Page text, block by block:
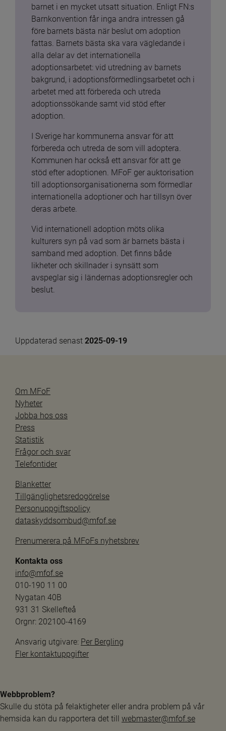
barnet i en mycket utsatt situation. Enligt FN:s
Barnkonvention får inga andra intressen gå
före barnets bästa när beslut om adoption
fattas. Barnets bästa ska vara vägledande i
alla delar av det internationella
adoptionsarbetet: vid utredning av barnets
bakgrund, i adoptionsförmedlingsarbetet och i
arbetet med att förbereda och utreda
adoptionssökande samt vid stöd efter
adoption.
I Sverige har kommunerna ansvar för att
förbereda och utreda de som vill adoptera.
Kommunen har också ett ansvar för att ge
stöd efter adoptionen. MFoF ger auktorisation
till adoptionsorganisationerna som förmedlar
internationella adoptioner och har tillsyn över
deras arbete.
Vid internationell adoption möts olika
kulturers syn på vad som är barnets bästa i
samband med adoption. Det finns både
likheter och skillnader i synsätt som
avspeglar sig i ländernas adoptionsregler och
beslut.
Uppdaterad senast 2025-09-19
Om MFoF
Nyheter
Jobba hos oss
Press
Statistik
Frågor och svar
Telefontider
Blanketter
Tillgänglighetsredogörelse
Personuppgiftspolicy
dataskyddsombud@mfof.se
Prenumerera på MFoFs nyhetsbrev
Kontakta oss
info@mfof.se
010-190 11 00
Nygatan 40B
931 31 Skellefteå
Orgnr: 202100-4169
Ansvarig utgivare: Per Bergling
Fler kontaktuppgifter
Webbproblem?
Skulle du stöta på felaktigheter eller andra problem på vår
hemsida kan du rapportera det till webmaster@mfof.se